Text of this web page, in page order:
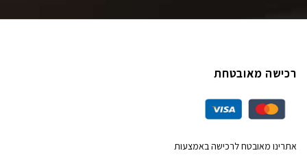
רכישה מאובטחת
אתרינו מאובטח לרכישה באמצעות